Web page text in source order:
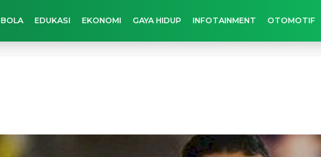
BOLA EDUKASI EKONOMI GAYA HIDUP INFOTAINMENT OTOMOTIF